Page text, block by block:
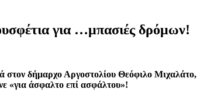
για …μπασιές δρόμων!
στον δήμαρχο Αργοστολίου Θεόφιλο Μιχαλάτο,
«για άσφαλτο επί ασφάλτου»!